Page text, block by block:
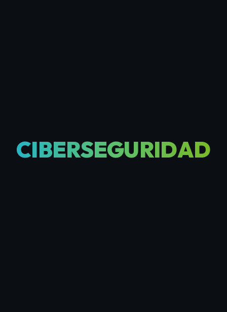
CIBERSEGURIDAD